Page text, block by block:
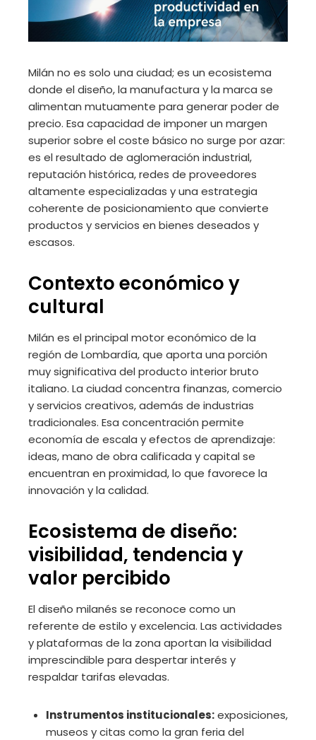
Milán no es solo una ciudad; es un ecosistema
donde el diseño, la manufactura y la marca se
alimentan mutuamente para generar poder de
precio. Esa capacidad de imponer un margen
superior sobre el coste básico no surge por azar:
es el resultado de aglomeración industrial,
reputación histórica, redes de proveedores
altamente especializadas y una estrategia
coherente de posicionamiento que convierte
productos y servicios en bienes deseados y
escasos.
Contexto económico y
cultural
Milán es el principal motor económico de la
región de Lombardía, que aporta una porción
muy significativa del producto interior bruto
italiano. La ciudad concentra finanzas, comercio
y servicios creativos, además de industrias
tradicionales. Esa concentración permite
economía de escala y efectos de aprendizaje:
ideas, mano de obra calificada y capital se
encuentran en proximidad, lo que favorece la
innovación y la calidad.
Ecosistema de diseño:
visibilidad, tendencia y
valor percibido
El diseño milanés se reconoce como un
referente de estilo y excelencia. Las actividades
y plataformas de la zona aportan la visibilidad
imprescindible para despertar interés y
respaldar tarifas elevadas.
Instrumentos institucionales:exposiciones,
museos y citas como la gran feria del